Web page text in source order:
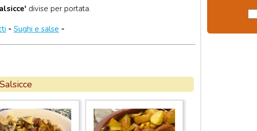
divise per portata.
- Sughi e salse -